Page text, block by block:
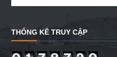
THỐNG KÊ TRUY CẬP